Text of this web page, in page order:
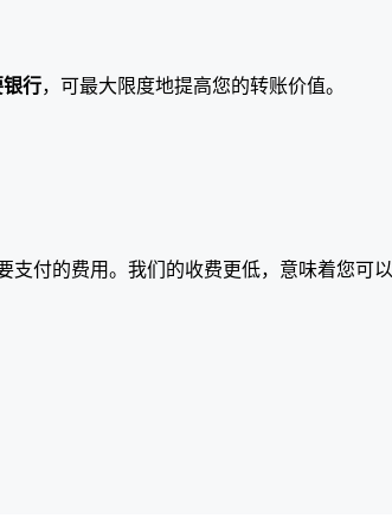
行，可最大限度地提高您的转账价值。
付的费用。我们的收费更低，意味着您可以